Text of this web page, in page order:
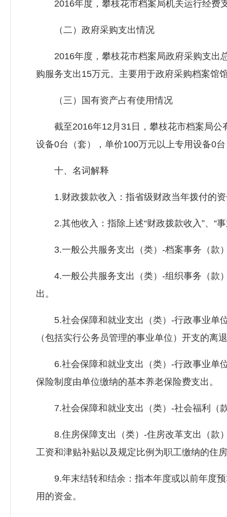
2016年度，攀枝花市档案局机关运行经费
（二）政府采购支出情况
2016年度，攀枝花市档案局政府采购支出总
购服务支出15万元。主要用于政府采购档案馆
（三）国有资产占有使用情况
截至2016年12月31日，攀枝花市档案局公
设备0台（套），单价100万元以上专用设备0
十、名词解释
1.财政拨款收入：指省级财政当年拨付的资
2.其他收入：指除上述“财政拨款收入”、“事
3.一般公共服务支出（类）-档案事务（款）
4.一般公共服务支出（类）-组织事务（款）
出。
5.社会保障和就业支出（类）-行政事业单位
（包括实行公务员管理的事业单位）开支的离
6.社会保障和就业支出（类）-行政事业单位
保险制度由单位缴纳的基本养老保险费支出。
7.社会保障和就业支出（类）-社会福利（
8.住房保障支出（类）-住房改革支出（款）
工资和津贴补贴以及规定比例为职工缴纳的住
9.年末结转和结余：指本年度或以前年度预
用的资金。